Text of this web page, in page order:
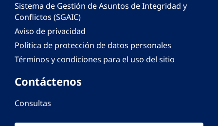
Sistema de Gestión de Asuntos de Integridad y
Conflictos (SGAIC)
Aviso de privacidad
Política de protección de datos personales
Términos y condiciones para el uso del sitio
Contáctenos
Consultas